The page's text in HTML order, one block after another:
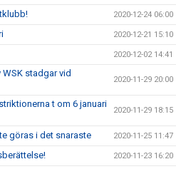
2020-12-24 06:00
2020-12-21 15:10
2020-12-02 14:41
stadgar vid
2020-11-29 20:00
t om 6 januari
2020-11-29 18:15
göras i det snaraste 2020-11-25 11:47
2020-11-23 16:20